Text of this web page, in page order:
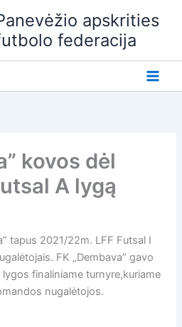
apskrities
federacija
kovos dėl
A lygą
tapus 2021/22m. LFF Futsal I
FK „Dembava” gavo
finaliniame turnyre,kuriame
nugalėtojos.